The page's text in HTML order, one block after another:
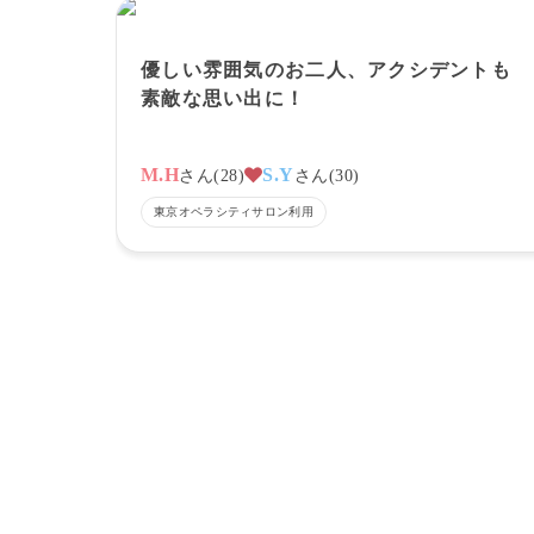
優しい雰囲気のお二人、アクシデントも
素敵な思い出に！
M.Hさん(28) S.Y さん(30)
東京オペラシティサロン利用